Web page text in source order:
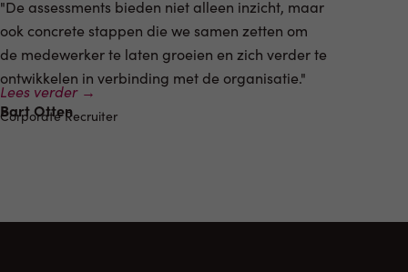
"De assessments bieden niet alleen inzicht, maar
ook concrete stappen die we samen zetten om
de medewerker te laten groeien en zich verder te
ontwikkelen in verbinding met de organisatie."
Lees verder →
Bart Otten
Corporate Recruiter